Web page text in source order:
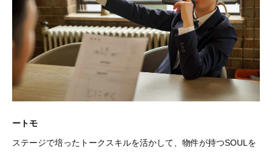
ートモ
ステージで培ったトークスキルを活かして、物件が持つSOULを